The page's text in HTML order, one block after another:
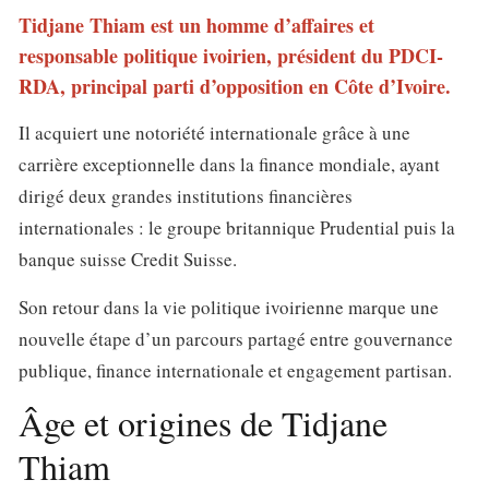
Tidjane Thiam est un homme d’affaires et
responsable politique ivoirien, président du PDCI-
RDA, principal parti d’opposition en Côte d’Ivoire.
Il acquiert une notoriété internationale grâce à une
carrière exceptionnelle dans la finance mondiale, ayant
dirigé deux grandes institutions financières
internationales : le groupe britannique Prudential puis la
banque suisse Credit Suisse.
Son retour dans la vie politique ivoirienne marque une
nouvelle étape d’un parcours partagé entre gouvernance
publique, finance internationale et engagement partisan.
Âge et origines de Tidjane
Thiam